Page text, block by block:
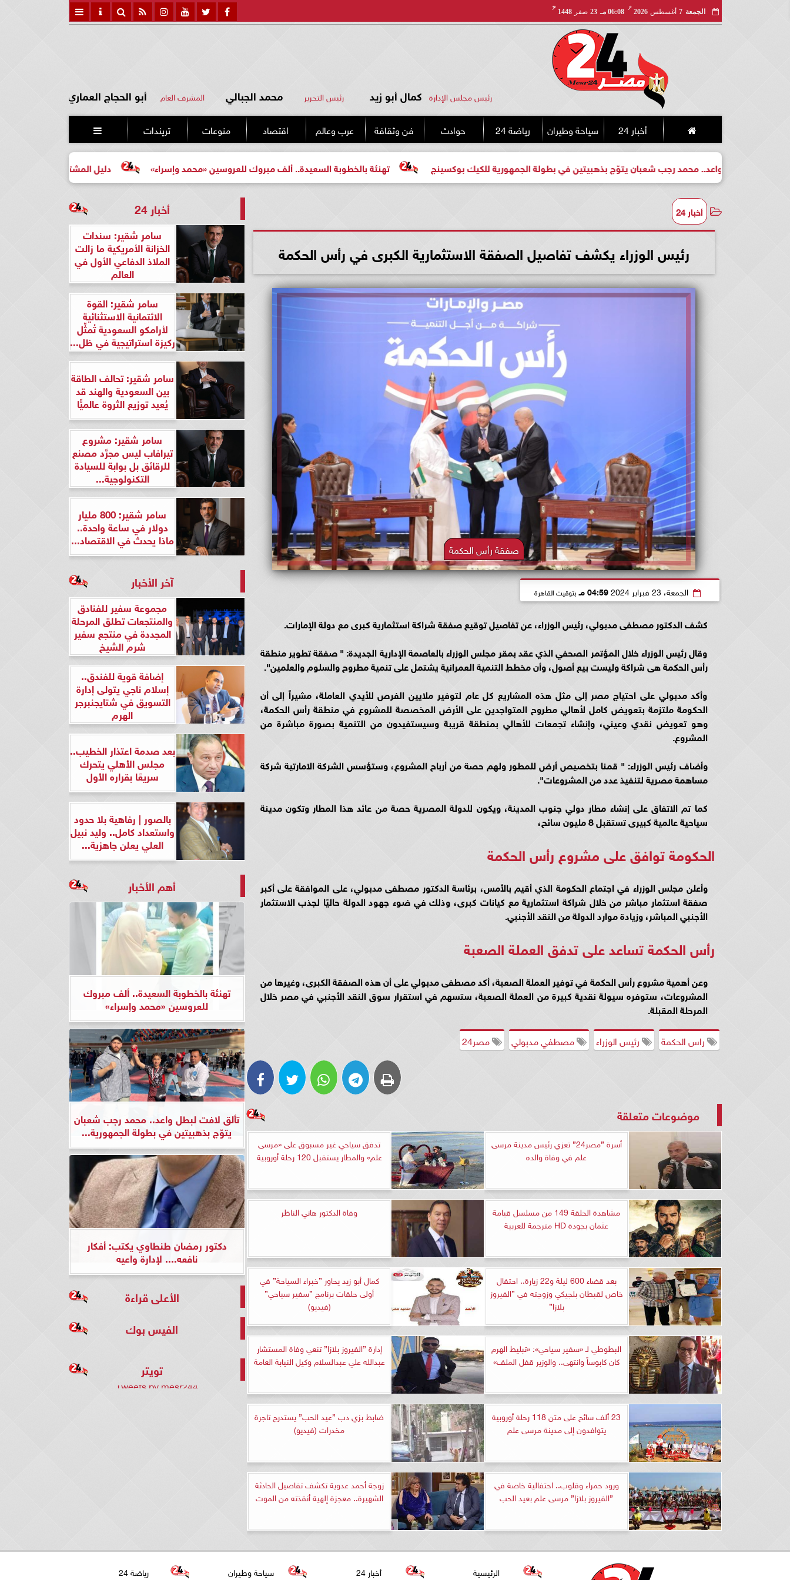
الجمعة 7 أغسطس 2026
مـ
06:08 مـ 23 صفر 1448
هـ
رئيس مجلس الإدارة كمال أبو زيد رئيس التحرير محمد الجبالي المشرف العام أبو الحجاج العماري
أخبار 24 سياحة وطيران رياضة 24 حوادث فن وثقافة عرب وعالم اقتصاد منوعات تريندات 
دليل المشتري لأول مرة لاختيار مشروع تهنئة بالخطوبة السعيدة.. ألف مبروك للعروسين «محمد وإسراء» واعد.. محمد رجب شعبان يتوّج بذهبيتين في بطولة الجمهورية للكيك بوكسينج
أخبار 24
رئيس الوزراء يكشف تفاصيل الصفقة الاستثمارية الكبرى في رأس الحكمة
صفقة رأس الحكمة
الجمعة، 23 فبراير 2024 04:59 مـ بتوقيت القاهرة
كشف الدكتور مصطفى مدبولي، رئيس الوزراء، عن تفاصيل توقيع صفقة شراكة استثمارية كبرى مع دولة الإمارات.
وقال رئيس الوزراء خلال المؤتمر الصحفي الذي عقد بمقر مجلس الوزراء بالعاصمة الإدارية الجديدة: " صفقة تطوير منطقة
رأس الحكمة هى شراكة وليست بيع أصول، وأن مخطط التنمية العمرانية يشتمل على تنمية مطروح والسلوم والعلمين".
وأكد مدبولي على احتياج مصر إلى مثل هذه المشاريع كل عام لتوفير ملايين الفرص للأيدي العاملة، مشيراً إلى أن
الحكومة ملتزمة بتعويض كامل لأهالي مطروح المتواجدين على الأرض المخصصة للمشروع في منطقة رأس الحكمة،
وهو تعويض نقدي وعيني، وإنشاء تجمعات للأهالي بمنطقة قريبة وسيستفيدون من التنمية بصورة مباشرة من
المشروع.
وأضاف رئيس الوزراء: " قمنا بتخصيص أرض للمطور ولهم حصة من أرباح المشروع، وستؤسس الشركة الامارتية شركة
مساهمة مصرية لتنفيذ عدد من المشروعات".
كما تم الاتفاق على إنشاء مطار دولي جنوب المدينة، ويكون للدولة المصرية حصة من عائد هذا المطار وتكون مدينة
سياحية عالمية كبيرى تستقبل 8 مليون سائح،
الحكومة توافق على مشروع رأس الحكمة
وأعلن مجلس الوزراء في اجتماع الحكومة الذي أقيم بالأمس، برئاسة الدكتور مصطفى مدبولي، على الموافقة على أكبر
صفقة استثمار مباشر من خلال شراكة استثمارية مع كيانات كبرى، وذلك في ضوء جهود الدولة حاليًا لجذب الاستثمار
الأجنبي المباشر، وزيادة موارد الدولة من النقد الأجنبي.
رأس الحكمة تساعد على تدفق العملة الصعبة
وعن أهمية مشروع رأس الحكمة في توفير العملة الصعبة، أكد مصطفى مدبولي على أن هذه الصفقة الكبرى، وغيرها من
المشروعات، ستوفره سيولة نقدية كبيرة من العملة الصعبة، ستسهم في استقرار سوق النقد الأجنبي في مصر خلال
المرحلة المقبلة.
راس الحكمة رئيس الوزراء مصطفي مدبولي مصر24
موضوعات متعلقة
أسرة ”مصر24” تعزي رئيس مدينة مرسى
علم في وفاة والده
تدفق سياحي غير مسبوق على «مرسى
علم» والمطار يستقبل 120 رحلة أوروبية
مشاهدة الحلقة 149 من مسلسل قيامة
عثمان بجودة HD مترجمة للعربية
وفاة الدكتور هاني الناظر
بعد قضاء 600 ليلة و22 زيارة.. احتفال
خاص لقبطان بلجيكي وزوجته في ”الفيروز
بلازا”
كمال أبو زيد يحاور ”خبراء السياحة” في
أولى حلقات برنامج ”سفير سياحي”
(فيديو)
البطوطي لـ «سفير سياحي»: «تبليط الهرم
كان كابوساً وانتهى.. والوزير قفل الملف»
إدارة ”الفيروز بلازا” تنعي وفاة المستشار
عبدالله علي عبدالسلام وكيل النيابة العامة
23 ألف سائح على متن 118 رحلة أوروبية
يتوافدون إلى مدينة مرسى علم
ضابط بزي دب ”عيد الحب” يستدرج تاجرة
مخدرات (فيديو)
ورود حمراء وقلوب.. احتفالية خاصة في
”الفيروز بلازا” مرسى علم بعيد الحب
زوجة أحمد عدوية تكشف تفاصيل الحادثة
الشهيرة.. معجزة إلهية أنقذته من الموت
أخبار 24
سامر شقير: سندات
الخزانة الأمريكية ما زالت
الملاذ الدفاعي الأول في
العالم
سامر شقير: القوة
الائتمانية الاستثنائية
لأرامكو السعودية تُمثِّل
ركيزة استراتيجية في ظل...
سامر شقير: تحالف الطاقة
بين السعودية والهند قد
يُعيد توزيع الثروة عالميًّا
سامر شقير: مشروع
تيرافاب ليس مجرَّد مصنع
للرقائق بل بوابة للسيادة
التكنولوجية...
سامر شقير: 800 مليار
دولار في ساعة واحدة..
ماذا يحدث في الاقتصاد...
آخر الأخبار
مجموعة سفير للفنادق
والمنتجعات تطلق المرحلة
المجددة في منتجع سفير
شرم الشيخ
إضافة قوية للفندق..
إسلام ناجي يتولى إدارة
التسويق في شتايجنبرجر
الهرم
بعد صدمة اعتذار الخطيب..
مجلس الأهلي يتحرك
سريعًا بقراره الأول
بالصور | رفاهية بلا حدود
واستعداد كامل.. وليد نبيل
العلي يعلن جاهزية...
أهم الأخبار
تهنئة بالخطوبة السعيدة.. ألف مبروك
للعروسين «محمد وإسراء»
تألق لافت لبطل واعد.. محمد رجب شعبان
يتوّج بذهبيتين في بطولة الجمهورية...
دكتور رمضان طنطاوي يكتب: أفكار
نافعه.... لإدارة واعيه
الأعلى قراءة
الفيس بوك
تويتر
Tweets by mesr244
الرئيسية أخبار 24 سياحة وطيران رياضة 24